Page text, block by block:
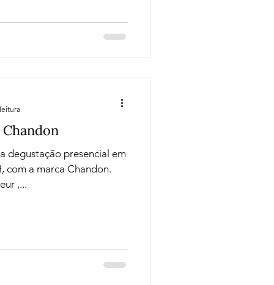
degustação presencial em
com a marca Chandon.
,...